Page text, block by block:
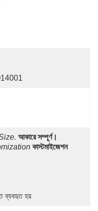
আকারে সম্পূর্ণ।
কাস্টমাইজেশন
ব্যবহৃত হয়